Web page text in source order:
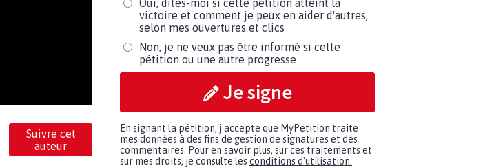
Suivre cet
auteur
Oui, dites-moi si cette pétition atteint la
victoire et comment je peux en aider d'autres,
selon mes ouvertures et clics
Non, je ne veux pas être informé si cette
pétition ou une autre progresse
Je signe
En signant la pétition, j'accepte que MyPetition traite
mes données à des fins de gestion de signatures et des
commentaires. Pour en savoir plus, sur ces traitements et
sur mes droits, je consulte les conditions d'utilisation.